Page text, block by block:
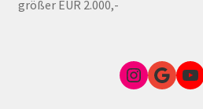
größer EUR 2.000,-
Instagram
Google Link zum FunShop Wien